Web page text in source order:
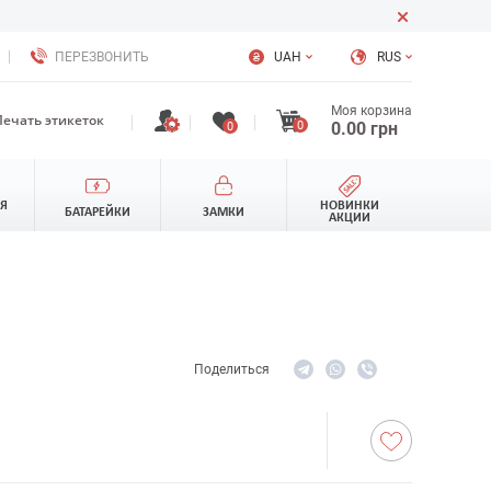
ПЕРЕЗВОНИТЬ UAH RUS
0 0
Моя корзина
0.00 грн
этикеток
БАТАРЕЙКИ ЗАМКИ
НОВИНКИ
АКЦИИ
Поделиться